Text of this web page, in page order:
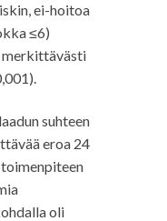
ei-hoitoa
≤6)
merkittävästi
suhteen
eroa 24
oli